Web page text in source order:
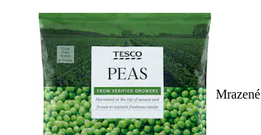
Mrazené